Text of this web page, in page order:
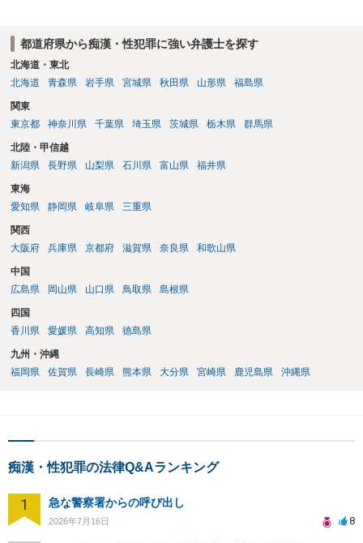
動くようになっていると感じます。
都道府県から痴漢・性犯罪に強い弁護士を探す
北海道・東北
北海道
青森県 岩手県 宮城県 秋田県 山形県 福島県
関東
東京都
神奈川県 千葉県 埼玉県 茨城県 栃木県 群馬県
北陸・甲信越
新潟県
長野県 山梨県 石川県 富山県 福井県
東海
愛知県
静岡県 岐阜県 三重県
関西
大阪府
兵庫県 京都府 滋賀県 奈良県 和歌山県
中国
広島県
岡山県 山口県 鳥取県 島根県
四国
香川県
愛媛県 高知県 徳島県
九州・沖縄
福岡県
佐賀県 長崎県 熊本県 大分県 宮崎県 鹿児島県 沖縄県
痴漢・性犯罪の法律Q&Aランキング
1 急な警察署からの呼び出し
2026年7月16日 8